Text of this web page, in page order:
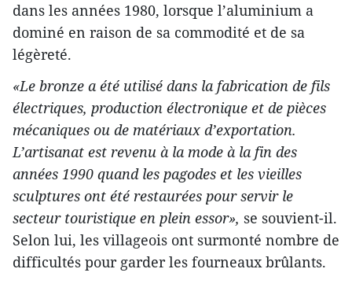
dans les années 1980, lorsque l’aluminium a
dominé en raison de sa commodité et de sa
légèreté.
«Le bronze a été utilisé dans la fabrication de fils
électriques, production électronique et de pièces
mécaniques ou de matériaux d’exportation.
L’artisanat est revenu à la mode à la fin des
années 1990 quand les pagodes et les vieilles
sculptures ont été restaurées pour servir le
secteur touristique en plein essor», se souvient-il.
Selon lui, les villageois ont surmonté nombre de
difficultés pour garder les fourneaux brûlants.